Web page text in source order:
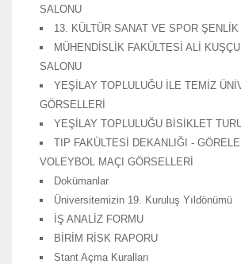
SALONU
13. KÜLTÜR SANAT VE SPOR ŞENLİK
MÜHENDİSLİK FAKÜLTESİ ALİ
SALONU
YEŞİLAY TOPLULUĞU İLE TEMİZ
GÖRSELLERİ
YEŞİLAY TOPLULUĞU BİSİKLET
TIP FAKÜLTESİ DEKANLIĞI -
VOLEYBOL MAÇI GÖRSELLERİ
Dokümanlar
Üniversitemizin 19. Kuruluş Yıldönümü
İŞ ANALİZ FORMU
BİRİM RİSK RAPORU
Stant Açma Kuralları